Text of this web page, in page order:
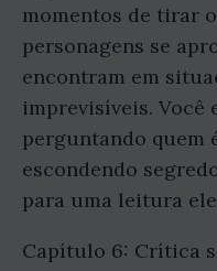
momentos de tirar
personagens se
encontram em
imprevisíveis. Você
perguntando quem
escondendo
para uma leitura
Capítulo 6: Crítica